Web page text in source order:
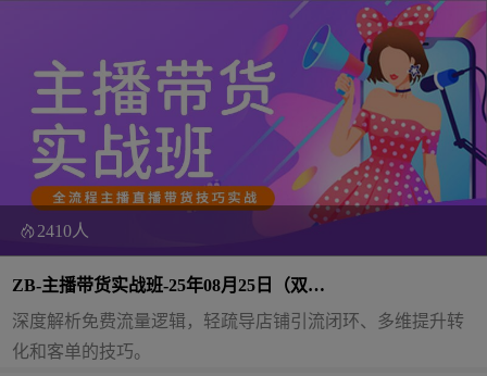
2410人
ZB-主播带货实战班-25年08月25日（双
师）
深度解析免费流量逻辑，轻疏导店铺引流闭环、多维提升转
化和客单的技巧。